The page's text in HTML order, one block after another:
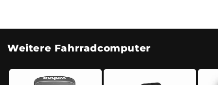
Weitere Fahrradcomputer